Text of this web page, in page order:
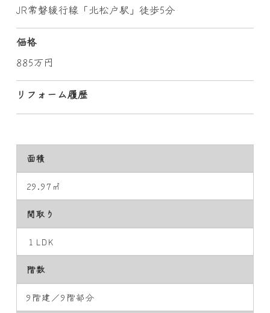
JR常磐緩行線「北松戸駅」徒歩5分
価格
885万円
リフォーム履歴
面積
29.97㎡
間取り
１LDK
階数
9階建／9階部分